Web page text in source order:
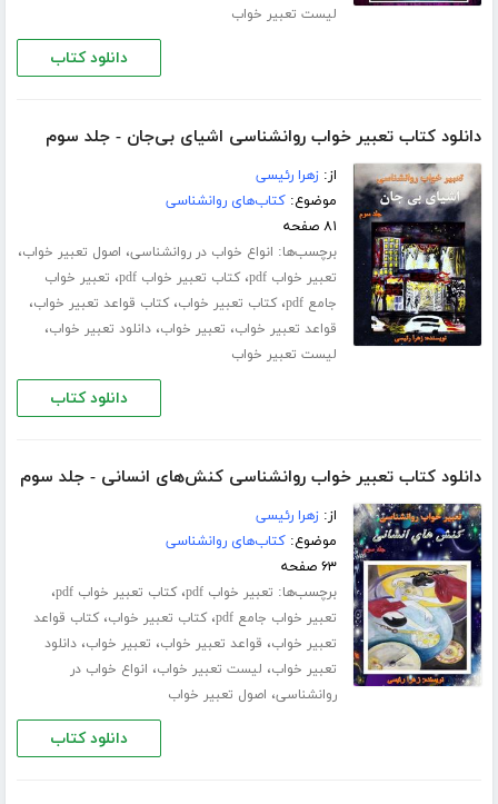
لیست تعبیر خواب
دانلود کتاب
دانلود کتاب تعبیر خواب روانشناسی اشیای بی‌جان - جلد سوم
از:زهرا رئیسی
موضوع:کتاب‌های روانشناسی
۸۱ صفحه
برچسب‌ها: انواع خواب در روانشناسی، اصول تعبیر خواب،
تعبیر خواب pdf ،کتاب تعبیر خواب pdf ، تعبیر خواب
جامع pdf
،کتاب تعبیر خواب،کتاب قواعد تعبیر خواب،
قواعد تعبیر خواب، تعبیر خواب،دانلود تعبیر خواب،
لیست تعبیر خواب
دانلود کتاب
دانلود کتاب تعبیر خواب روانشناسی کنش‌های انسانی - جلد سوم
از:زهرا رئیسی
موضوع:کتاب‌های روانشناسی
۶۳ صفحه
برچسب‌ها: تعبیر خواب pdf ،کتاب تعبیر خواب pdf ،
تعبیر خواب جامع pdf ،کتاب تعبیر خواب،کتاب قواعد
تعبیر خواب، قواعد تعبیر خواب، تعبیر خواب،دانلود
تعبیر خواب، لیست تعبیر خواب، انواع خواب در
روانشناسی، اصول تعبیر خواب
دانلود کتاب